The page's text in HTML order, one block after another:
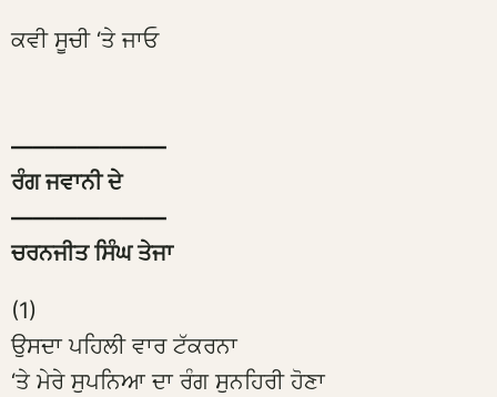
ਕਵੀ ਸੂਚੀ ‘ਤੇ ਜਾਓ
———————
ਰੰਗ ਜਵਾਨੀ ਦੇ
———————
ਚਰਨਜੀਤ ਸਿੰਘ ਤੇਜਾ
(1)
ਉਸਦਾ ਪਹਿਲੀ ਵਾਰ ਟੱਕਰਨਾ
‘ਤੇ ਮੇਰੇ ਸੁਪਨਿਆ ਦਾ ਰੰਗ ਸੁਨਹਿਰੀ ਹੋਣਾ